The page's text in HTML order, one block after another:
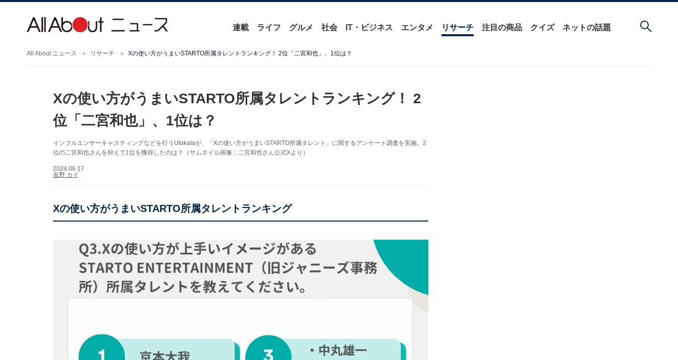
連載 ライフ グルメ 社会 IT・ビジネス エンタメ リサーチ 注目の商品 クイズ ネットの話題
All About ニュース リサーチ Xの使い方がうまいSTARTO所属タレントランキング！ 2位「二宮和也」、1位は？
Xの使い方がうまいSTARTO所属タレントランキング！ 2
位「二宮和也」、1位は？
インフルエンサーキャスティングなどを行うUtakataが、「Xの使い方がうまいSTARTO所属タレント」に関するアンケート調査を実施。2
位の二宮和也さんを抑えて1位を獲得したのは？（サムネイル画像：二宮和也さん公式Xより）
2024.06.17
友野 カイ
Xの使い方がうまいSTARTO所属タレントランキング